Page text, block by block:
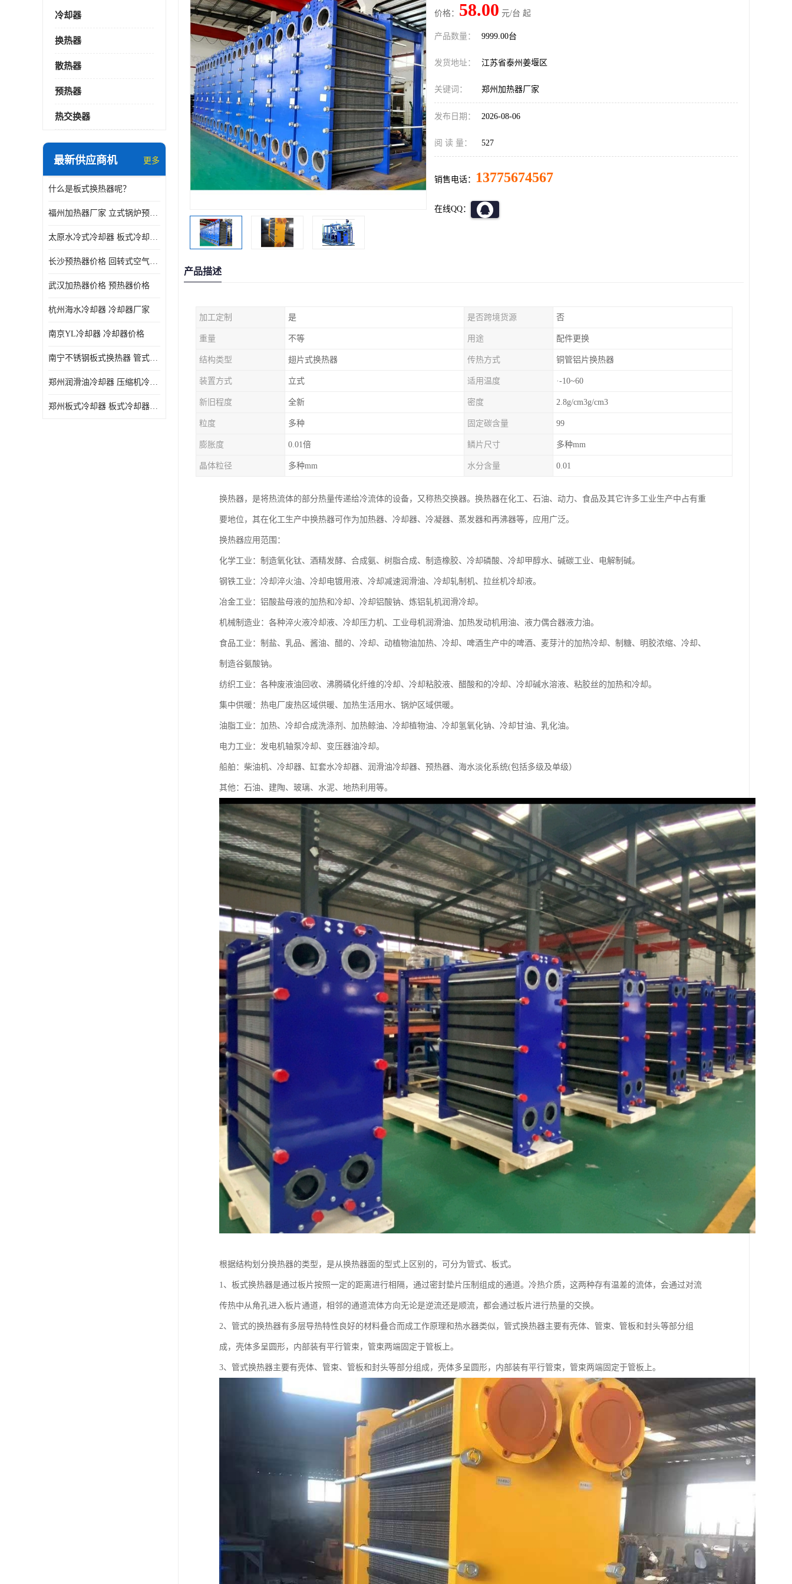
冷却器
换热器
散热器
预热器
热交换器
最新供应商机 更多
什么是板式换热器呢？
福州加热器厂家 立式锅炉预热器
太原水冷式冷却器 板式冷却器厂家
长沙预热器价格 回转式空气预热器
武汉加热器价格 预热器价格
杭州海水冷却器 冷却器厂家
南京YL冷却器 冷却器价格
南宁不锈钢板式换热器 管式空气预热加工定制
郑州润滑油冷却器 压缩机冷却器
郑州板式冷却器 板式冷却器厂家
价格： 58.00 元/台 起
产品数量： 9999.00台
发货地址： 江苏省泰州姜堰区
关键词： 郑州加热器厂家
发布日期： 2026-08-06
阅 读 量： 527
销售电话： 13775674567
在线QQ：
产品描述
加工定制 是 是否跨境货源 否
重量 不等 用途 配件更换
结构类型 翅片式换热器 传热方式 铜管铝片换热器
装置方式 立式 适用温度 ·-10~60
新旧程度 全新 密度 2.8g/cm3g/cm3
粒度 多种 固定碳含量 99
膨胀度 0.01倍 鳞片尺寸 多种mm
晶体粒径 多种mm 水分含量 0.01
换热器，是将热流体的部分热量传递给冷流体的设备，又称热交换器。换热器在化工、石油、动力、食品及其它许多工业生产中占有重
要地位，其在化工生产中换热器可作为加热器、冷却器、冷凝器、蒸发器和再沸器等，应用广泛。
换热器应用范围：
化学工业：制造氧化钛、酒精发酵、合成氨、树脂合成、制造橡胶、冷却磷酸、冷却甲醇水、碱碳工业、电解制碱。
钢铁工业：冷却淬火油、冷却电镀用液、冷却减速润滑油、冷却轧制机、拉丝机冷却液。
冶金工业：铝酸盐母液的加热和冷却、冷却铝酸钠、炼铝轧机润滑冷却。
机械制造业：各种淬火液冷却液、冷却压力机、工业母机润滑油、加热发动机用油、液力偶合器液力油。
食品工业：制盐、乳品、酱油、醋的、冷却、动植物油加热、冷却、啤酒生产中的啤酒、麦芽汁的加热冷却、制糖、明胶浓缩、冷却、
制造谷氨酸钠。
纺织工业：各种废液油回收、沸腾磷化纤维的冷却、冷却粘胶液、醋酸和的冷却、冷却碱水溶液、粘胶丝的加热和冷却。
集中供暖：热电厂废热区域供暖、加热生活用水、锅炉区域供暖。
油脂工业：加热、冷却合成洗涤剂、加热鲸油、冷却植物油、冷却氢氧化钠、冷却甘油、乳化油。
电力工业：发电机轴泵冷却、变压器油冷却。
船舶：柴油机、冷却器、缸套水冷却器、润滑油冷却器、预热器、海水淡化系统(包括多级及单级）
其他：石油、建陶、玻璃、水泥、地热利用等。
根据结构划分换热器的类型，是从换热器面的型式上区别的，可分为管式、板式。
1、板式换热器是通过板片按照一定的距离进行相隔，通过密封垫片压制组成的通道。冷热介质，这两种存有温差的流体，会通过对流
传热中从角孔进入板片通道，相邻的通道流体方向无论是逆流还是顺流，都会通过板片进行热量的交换。
2、管式的换热器有多层导热特性良好的材料叠合而成工作原理和热水器类似，管式换热器主要有壳体、管束、管板和封头等部分组
成，壳体多呈圆形，内部装有平行管束，管束两端固定于管板上。
3、管式换热器主要有壳体、管束、管板和封头等部分组成，壳体多呈圆形，内部装有平行管束，管束两端固定于管板上。